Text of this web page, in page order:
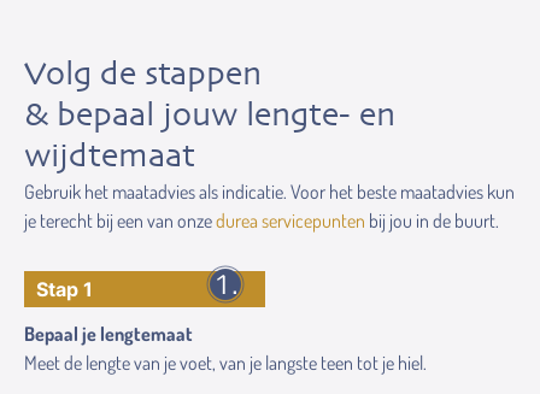
Volg de stappen
& bepaal jouw lengte- en
wijdtemaat
Gebruik het maatadvies als indicatie. Voor het beste maatadvies kun
je terecht bij een van onzedurea servicepunten bij jou in de buurt.
Stap 1
Bepaal je lengtemaat
Meet de lengte van je voet, van je langste teen tot je hiel.